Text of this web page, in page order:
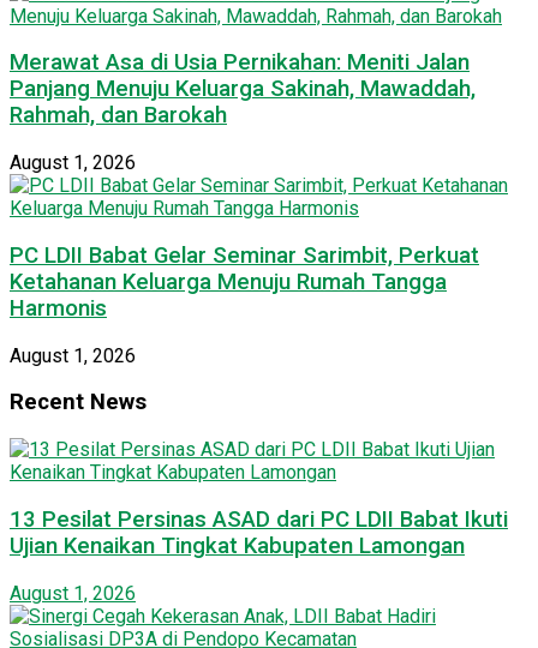
Merawat Asa di Usia Pernikahan: Meniti Jalan
Panjang Menuju Keluarga Sakinah, Mawaddah,
Rahmah, dan Barokah
August 1, 2026
PC LDII Babat Gelar Seminar Sarimbit, Perkuat
Ketahanan Keluarga Menuju Rumah Tangga
Harmonis
August 1, 2026
Recent News
13 Pesilat Persinas ASAD dari PC LDII Babat Ikuti
Ujian Kenaikan Tingkat Kabupaten Lamongan
August 1, 2026